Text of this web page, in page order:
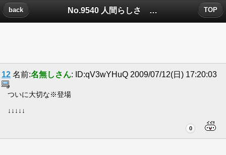
No.9540 人間らしさ 自分らしさについたコメント
back TOP
12 名前:名無しさん: ID:qV3wYHuQ 2009/07/12(日) 17:20:03
ついに大切な※登場
↓↓↓↓↓
0